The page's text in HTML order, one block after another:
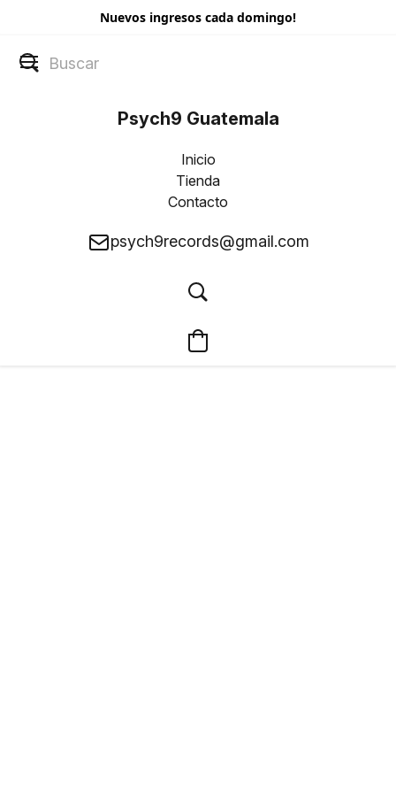
Nuevos ingresos cada domingo!
Psych9 Guatemala
Inicio
Tienda
Contacto
psych9records@gmail.com